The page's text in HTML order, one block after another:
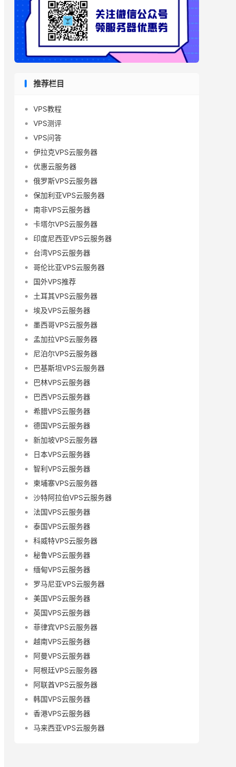
推荐栏目
VPS教程
VPS测评
VPS问答
伊拉克VPS云服务器
优惠云服务器
俄罗斯VPS云服务器
保加利亚VPS云服务器
南非VPS云服务器
卡塔尔VPS云服务器
印度尼西亚VPS云服务器
台湾VPS云服务器
哥伦比亚VPS云服务器
国外VPS推荐
土耳其VPS云服务器
埃及VPS云服务器
墨西哥VPS云服务器
孟加拉VPS云服务器
尼泊尔VPS云服务器
巴基斯坦VPS云服务器
巴林VPS云服务器
巴西VPS云服务器
希腊VPS云服务器
德国VPS云服务器
新加坡VPS云服务器
日本VPS云服务器
智利VPS云服务器
柬埔寨VPS云服务器
沙特阿拉伯VPS云服务器
法国VPS云服务器
泰国VPS云服务器
科威特VPS云服务器
秘鲁VPS云服务器
缅甸VPS云服务器
罗马尼亚VPS云服务器
美国VPS云服务器
英国VPS云服务器
菲律宾VPS云服务器
越南VPS云服务器
阿曼VPS云服务器
阿根廷VPS云服务器
阿联酋VPS云服务器
韩国VPS云服务器
香港VPS云服务器
马来西亚VPS云服务器